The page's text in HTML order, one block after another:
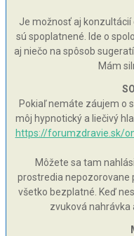
Je možnosť aj
sú spoplatnené. Ide o
aj niečo na spôsob
Mám
Pokiaľ nemáte záujem o
môj hypnotický a liečivý
https://forumzdravie.sk/
Môžete sa tam
prostredia nepozorovane
všetko bezplatné. Keď
zvuková nahrávka